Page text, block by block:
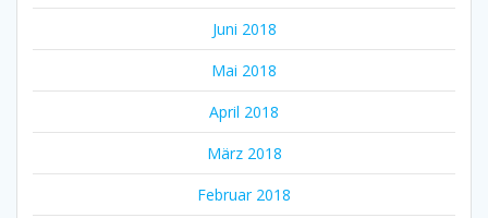
Juni 2018
Mai 2018
April 2018
März 2018
Februar 2018